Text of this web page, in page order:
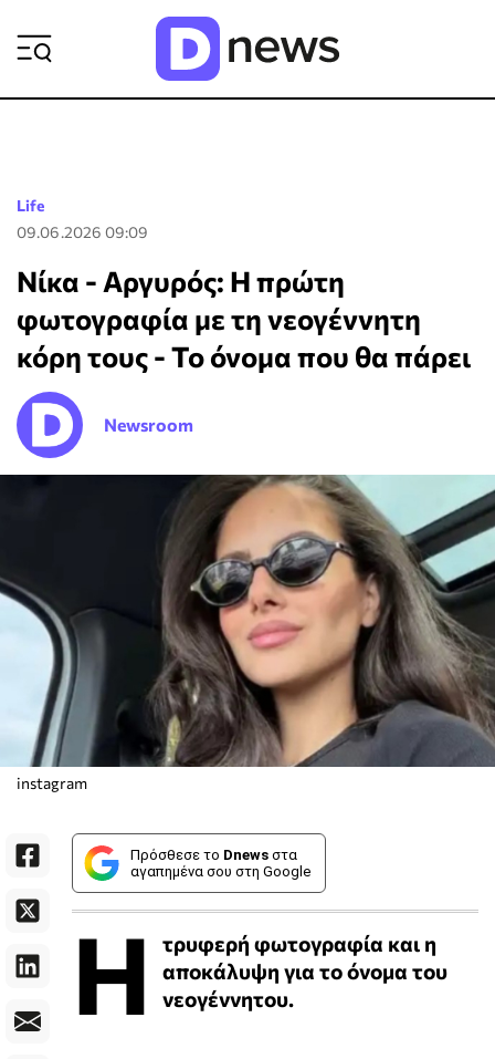
Life
09.06.2026 09:09
Νίκα - Αργυρός: Η πρώτη
φωτογραφία με τη νεογέννητη
κόρη τους - Το όνομα που θα πάρει
Newsroom
instagram
Πρόσθεσε το Dnews στα
αγαπημένα σου στη Google
Η
τρυφερή φωτογραφία και η
αποκάλυψη για το όνομα του
νεογέννητου.